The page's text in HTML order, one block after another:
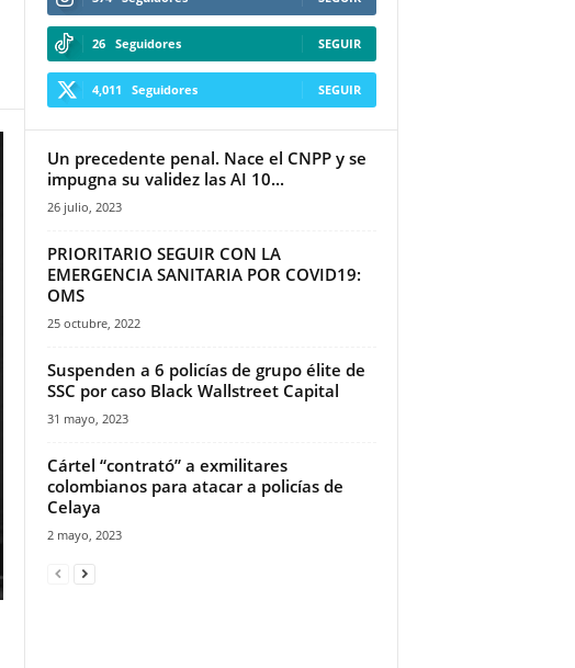
26 Seguidores SEGUIR
4,011 Seguidores SEGUIR
Un precedente penal. Nace el CNPP y se
impugna su validez las AI 10...
26 julio, 2023
PRIORITARIO SEGUIR CON LA
EMERGENCIA SANITARIA POR COVID19:
OMS
25 octubre, 2022
Suspenden a 6 policías de grupo élite de
SSC por caso Black Wallstreet Capital
31 mayo, 2023
Cártel “contrató” a exmilitares
colombianos para atacar a policías de
Celaya
2 mayo, 2023